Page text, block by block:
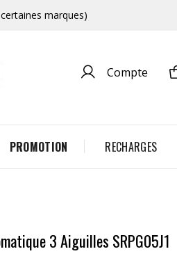
marques)
Compte
PROMOTION RECHARGES
3 Aiguilles SRPG05J1